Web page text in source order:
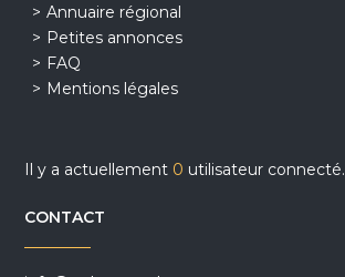
Annuaire régional
Petites annonces
FAQ
Mentions légales
Il y a actuellement 0 utilisateur connecté.
CONTACT